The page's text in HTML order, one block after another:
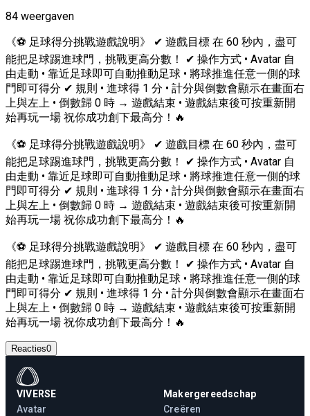
84 weergaven
《⚽ 足球得分挑戰遊戲說明》 ✔ 遊戲目標 在 60 秒內，盡可
能把足球踢進球門，挑戰更高分數！ ✔ 操作方式 • Avatar 自
由走動 • 靠近足球即可自動推動足球 • 將球推進任意一側的球
門即可得分 ✔ 規則 • 進球得 1 分 • 計分與倒數會顯示在畫面右
上與左上 • 倒數歸 0 時 → 遊戲結束 • 遊戲結束後可按重新開
始再玩一場 祝你成功創下最高分！🔥
《⚽ 足球得分挑戰遊戲說明》 ✔ 遊戲目標 在 60 秒內，盡可
能把足球踢進球門，挑戰更高分數！ ✔ 操作方式 • Avatar 自
由走動 • 靠近足球即可自動推動足球 • 將球推進任意一側的球
門即可得分 ✔ 規則 • 進球得 1 分 • 計分與倒數會顯示在畫面右
上與左上 • 倒數歸 0 時 → 遊戲結束 • 遊戲結束後可按重新開
始再玩一場 祝你成功創下最高分！🔥
《⚽ 足球得分挑戰遊戲說明》 ✔ 遊戲目標 在 60 秒內，盡可
能把足球踢進球門，挑戰更高分數！ ✔ 操作方式 • Avatar 自
由走動 • 靠近足球即可自動推動足球 • 將球推進任意一側的球
門即可得分 ✔ 規則 • 進球得 1 分 • 計分與倒數會顯示在畫面右
上與左上 • 倒數歸 0 時 → 遊戲結束 • 遊戲結束後可按重新開
始再玩一場 祝你成功創下最高分！🔥
Reacties0
VIVERSE
Avatar
Makergereedschap
Creëren